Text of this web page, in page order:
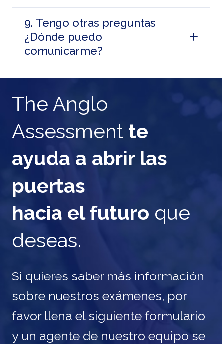
9. Tengo otras preguntas
¿Dónde puedo
comunicarme?
The Anglo
Assessment te
ayuda a abrir las
puertas
hacia el futuro que
deseas.
Si quieres saber más información
sobre nuestros exámenes, por
favor llena el siguiente formulario
y un agente de nuestro equipo se